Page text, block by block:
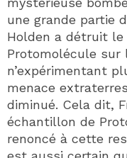
une grande partie
Holden a détruit
Protomolécule sur
n’expérimentant
menace
diminué. Cela dit,
échantillon de
renoncé à cette